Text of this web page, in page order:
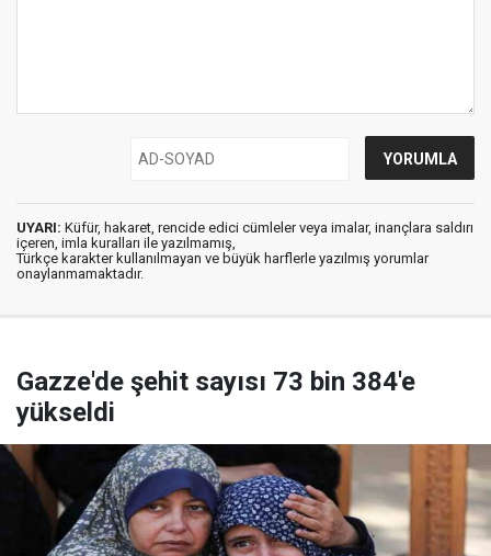
UYARI: Küfür, hakaret, rencide edici cümleler veya imalar, inançlara saldırı
içeren, imla kuralları ile yazılmamış,
Türkçe karakter kullanılmayan ve büyük harflerle yazılmış yorumlar
onaylanmamaktadır.
Gazze'de şehit sayısı 73 bin 384'e
yükseldi